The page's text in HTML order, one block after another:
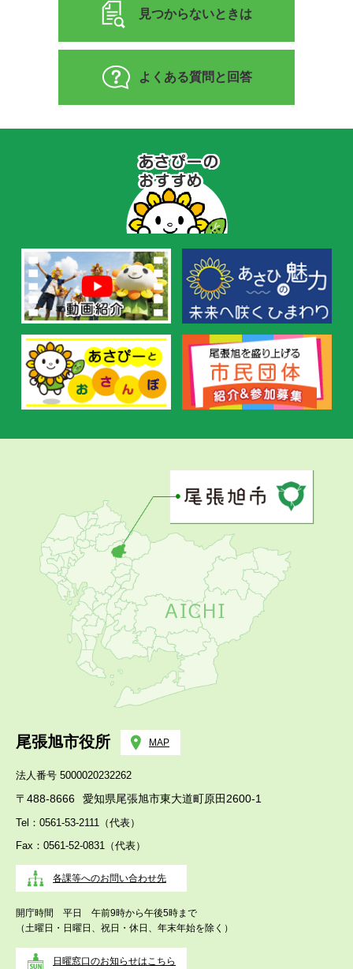
見つからないときは
よくある質問と回答
の
お
す
め
尾張旭市役所 MAP
法人番号 5000020232262
〒488-8666 愛知県尾張旭市東大道町原田2600-1
Tel：0561-53-2111（代表）
Fax：0561-52-0831（代表）
各課等へのお問い合わせ先
開庁時間 平日 午前9時から午後5時まで
（土曜日・日曜日、祝日・休日、年末年始を除く）
日曜窓口のお知らせはこちら